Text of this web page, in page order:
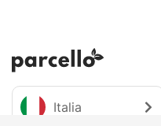
Italia